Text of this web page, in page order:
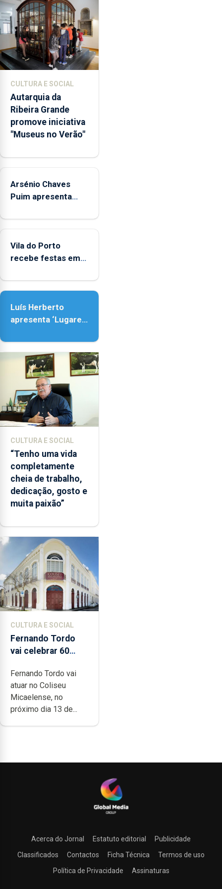
a
abertura
dos
museus
e
núcleos
integrados
na
Rede
Municipal
de
aos
durante
o
de
entre
as
e
as
18h00.
CULTURA E SOCIAL
Autarquia da
Ribeira Grande
promove iniciativa
"Museus no Verão"
Arsénio Chaves
Puim apresenta
de Vila do Porto
Vila do Porto
recebe festas em
Senhora da
Luís Herberto
apresenta ‘Lugares
CULTURA E SOCIAL
“Tenho uma vida
completamente
cheia de trabalho,
dedicação, gosto e
muita paixão”
CULTURA E SOCIAL
Fernando Tordo
vai celebrar 60
Coliseu
Micaelense
Fernando Tordo vai
atuar no Coliseu
Micaelense, no
próximo dia 13 de...
Acerca do Jornal Estatuto editorial
Publicidade
Classificados
Contactos Ficha Técnica
Termos de uso
Política de Privacidade
Assinaturas